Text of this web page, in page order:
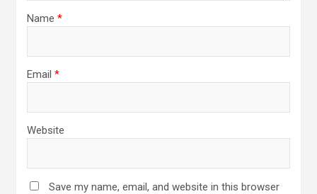
Name *
Email *
Website
Save my name, email, and website in this browser